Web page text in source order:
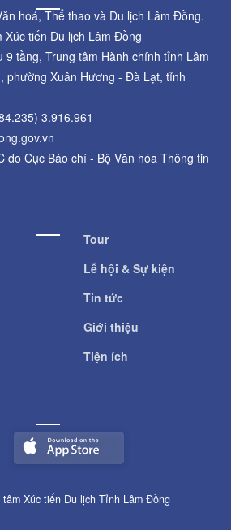
hoá, Thể thao và Du lịch Lâm Đồng.
Xúc tiến Du lịch Lâm Đồng
9 tầng, Trung tâm Hành chính tỉnh Lâm
phường Xuân Hương - Đà Lạt, tỉnh
3.916.961
do Cục Báo chí - Bộ Văn hóa Thông tin
Tour
Lễ hội & Sự kiện
Tin tức
Giới thiệu
Tiện ích
Xúc tiến Du lịch Tỉnh Lâm Đồng